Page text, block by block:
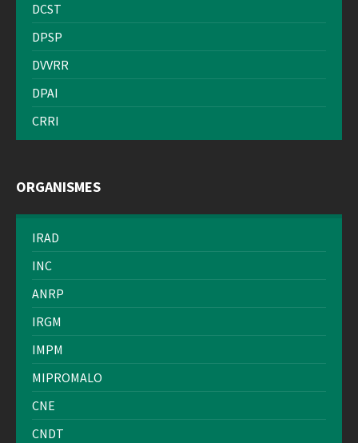
DCST
DPSP
DVVRR
DPAI
CRRI
ORGANISMES
IRAD
INC
ANRP
IRGM
IMPM
MIPROMALO
CNE
CNDT